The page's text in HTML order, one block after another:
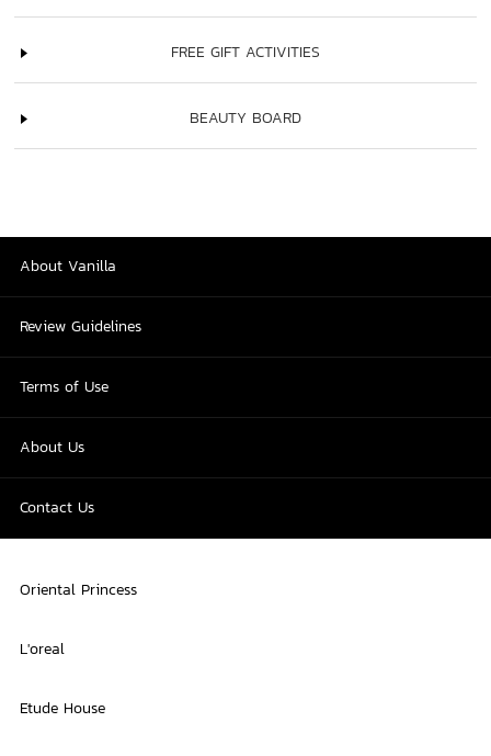
FREE GIFT ACTIVITIES
BEAUTY BOARD
About Vanilla
Review Guidelines
Terms of Use
About Us
Contact Us
Oriental Princess
L'oreal
Etude House